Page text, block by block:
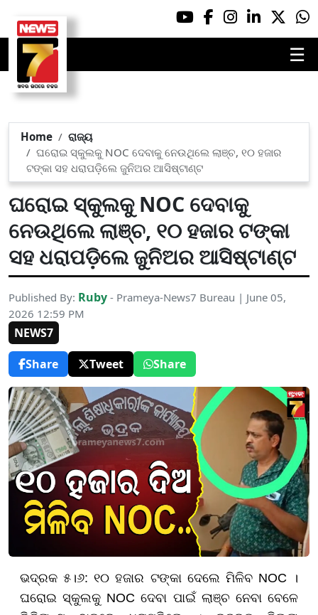
☰
Home
ରାଜ୍ୟ
ଘରୋଇ ସ୍କୁଲକୁ NOC ଦେବାକୁ ନେଉଥିଲେ ଲାଞ୍ଚ, ୧୦ ହଜାର
ଟଙ୍କା ସହ ଧରାପଡ଼ିଲେ ଜୁନିଅର ଆସିଷ୍ଟାଣ୍ଟ
ଘରୋଇ ସ୍କୁଲକୁ NOC ଦେବାକୁ
ନେଉଥିଲେ ଲାଞ୍ଚ, ୧୦ ହଜାର ଟଙ୍କା
ସହ ଧରାପଡ଼ିଲେ ଜୁନିଅର ଆସିଷ୍ଟାଣ୍ଟ
Published By: Ruby - Prameya-News7 Bureau | June 05,
2026 12:59 PM
NEWS7
Share
Tweet Share
ଭଦ୍ରକ ୫।୬: ୧୦ ହଜାର ଟଙ୍କା ଦେଲେ ମିଳିବ NOC ।
ଘରୋଇ ସ୍କୁଲକୁ NOC ଦେବା ପାଇଁ ଲାଞ୍ଚ ନେବା ବେଳେ